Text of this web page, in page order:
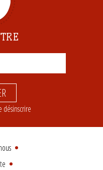
désinscrire